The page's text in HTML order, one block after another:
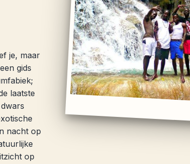
je, maar
gids
laatste
nacht op
op